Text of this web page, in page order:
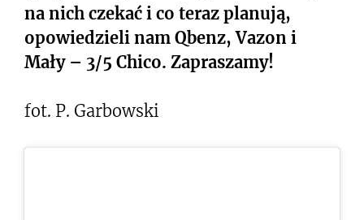
na nich czekać i co teraz planują,
opowiedzieli nam Qbenz, Vazon i
Mały – 3/5 Chico. Zapraszamy!
fot. P. Garbowski